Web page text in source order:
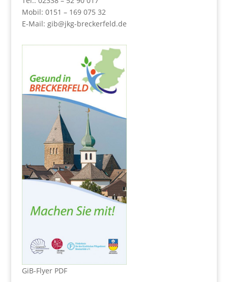
Mobil: 0151 – 169 075 32
E-Mail: gib@jkg-breckerfeld.de
GiB-Flyer PDF